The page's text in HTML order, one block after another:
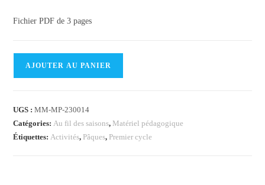
Fichier PDF de 3 pages
de
AJOUTER AU PANIER
UGS :MM-MP-230014
Catégories: Au fil des saisons, Matériel pédagogique
Étiquettes: Activités, Pâques, Premier cycle